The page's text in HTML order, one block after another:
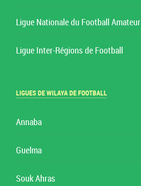
Ligue Nationale du Football Amateur
Ligue Inter-Régions de Football
LIGUES DE WILAYA DE FOOTBALL
Annaba
Guelma
Souk Ahras